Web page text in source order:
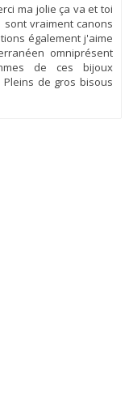
ma jolie ça va et toi
sont vraiment canons
également j'aime
omniprésent
de ces bijoux
de gros bisous